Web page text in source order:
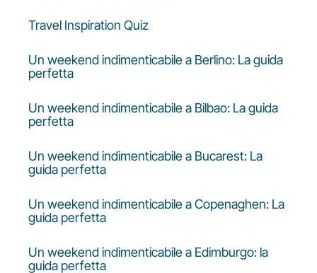
Travel Inspiration Quiz
Un weekend indimenticabile a Berlino: La guida
perfetta
Un weekend indimenticabile a Bilbao: La guida
perfetta
Un weekend indimenticabile a Bucarest: La
guida perfetta
Un weekend indimenticabile a Copenaghen: La
guida perfetta
Un weekend indimenticabile a Edimburgo: la
guida perfetta